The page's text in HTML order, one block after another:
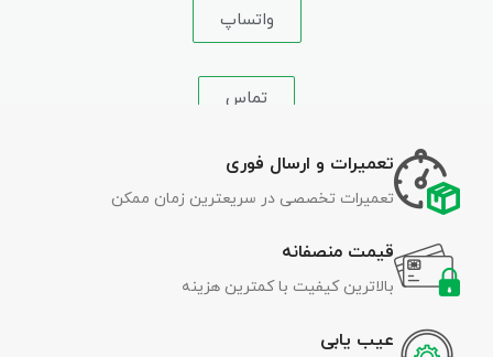
واتساپ
تماس
تعمیرات و ارسال فوری
تعمیرات تخصصی در سریعترین زمان ممکن
قیمت منصفانه
بالاترین کیفیت با کمترین هزینه
عیب یابی